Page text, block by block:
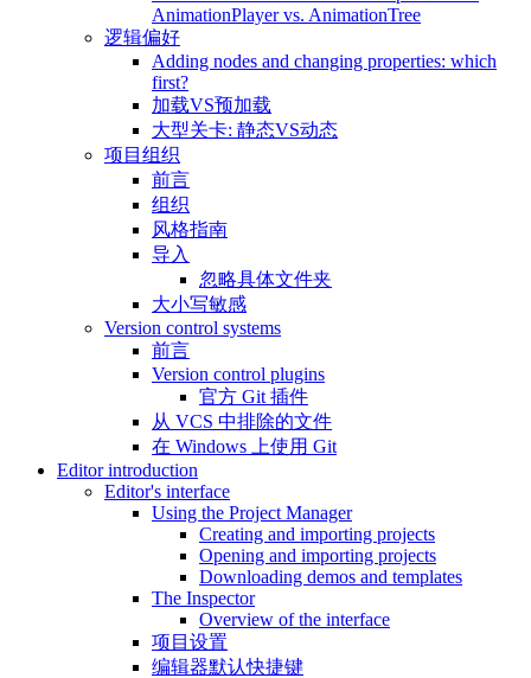
AnimationPlayer vs. AnimationTree
逻辑偏好
Adding nodes and changing properties: which
first?
加载VS预加载
大型关卡: 静态VS动态
项目组织
前言
组织
风格指南
导入
忽略具体文件夹
大小写敏感
Version control systems
前言
Version control plugins
官方 Git 插件
从 VCS 中排除的文件
在 Windows 上使用 Git
Editor introduction
Editor's interface
Using the Project Manager
Creating and importing projects
Opening and importing projects
Downloading demos and templates
The Inspector
Overview of the interface
项目设置
编辑器默认快捷键